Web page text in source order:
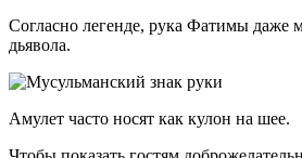
Согласно легенде, рука Фатимы даже
дьявола.
Амулет часто носят как кулон на шее.